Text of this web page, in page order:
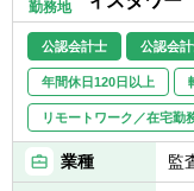
勤務地
公認会計士 公認会
年間休日120日以上
リモートワーク／在宅勤
業種 監